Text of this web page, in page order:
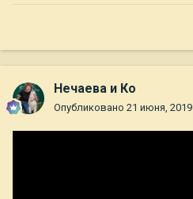
Нечаева и Ко
Опубликовано 21 июня, 2019